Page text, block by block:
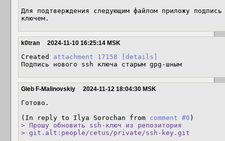
Для подтверждения следующим файлом приложу
ключем.
k0tran 2024-11-10 16:25:14 MSK
Created attachment 17158
[details]
Подпись нового ssh ключа старым gpg-шным
Gleb F-Malinovskiy 2024-11-12 18:04:30 MSK
Готово.
(In reply to Ilya Sorochan from comment #0
> Прошу обновить ssh-ключ из репозитория
> git.alt:people/cetus/private/ssh-key.git